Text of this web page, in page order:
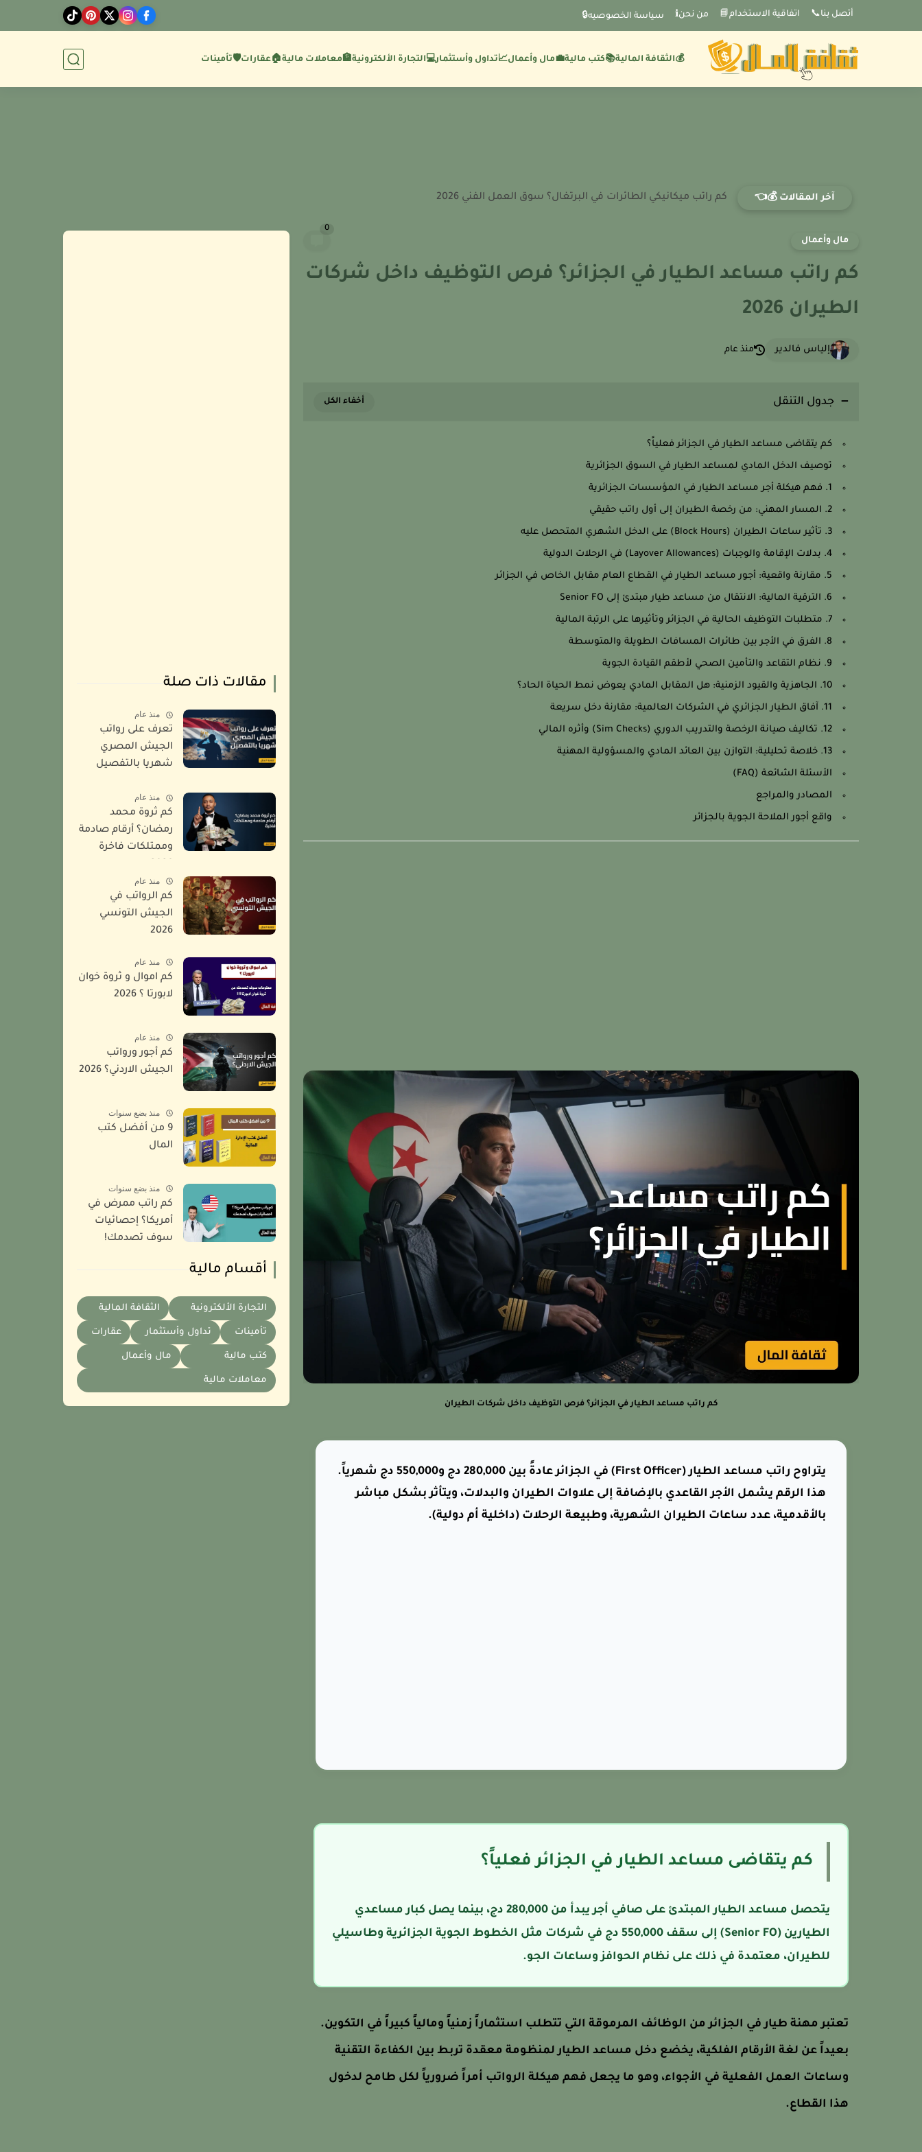
أتصل بنا📞 اتفاقية الاستخدام📘 من نحنℹ️ سياسة الخصوصيه🔒
💰الثقافة المالية📚كتب مالية💼مال وأعمال📈تداول وأستثمار💻التجارة الألكترونية🏦معاملات مالية🏠عقارات🛡️تأمينات
آخر المقالات 💰👈 كم راتب ميكانيكي الطائرات في البرتغال؟ سوق العمل الفني 2026
مال وأعمال
0
كم راتب مساعد الطيار في الجزائر؟ فرص التوظيف داخل شركات
الطيران 2026
إلياس فالدير منذ عام
جدول التنقل
كم يتقاضى مساعد الطيار في الجزائر فعلياً؟
توصيف الدخل المادي لمساعد الطيار في السوق الجزائرية
1. فهم هيكلة أجر مساعد الطيار في المؤسسات الجزائرية
2. المسار المهني: من رخصة الطيران إلى أول راتب حقيقي
3. تأثير ساعات الطيران (Block Hours) على الدخل الشهري المتحصل عليه
4. بدلات الإقامة والوجبات (Layover Allowances) في الرحلات الدولية
5. مقارنة واقعية: أجور مساعد الطيار في القطاع العام مقابل الخاص في الجزائر
6. الترقية المالية: الانتقال من مساعد طيار مبتدئ إلى Senior FO
7. متطلبات التوظيف الحالية في الجزائر وتأثيرها على الرتبة المالية
8. الفرق في الأجر بين طائرات المسافات الطويلة والمتوسطة
9. نظام التقاعد والتأمين الصحي لأطقم القيادة الجوية
10. الجاهزية والقيود الزمنية: هل المقابل المادي يعوض نمط الحياة الحاد؟
11. آفاق الطيار الجزائري في الشركات العالمية: مقارنة دخل سريعة
12. تكاليف صيانة الرخصة والتدريب الدوري (Sim Checks) وأثره المالي
13. خلاصة تحليلية: التوازن بين العائد المادي والمسؤولية المهنية
الأسئلة الشائعة (FAQ)
المصادر والمراجع
واقع أجور الملاحة الجوية بالجزائر
كم راتب مساعد الطيار في الجزائر؟ فرص التوظيف داخل شركات الطيران
يتراوح راتب مساعد الطيار (First Officer) في الجزائر عادةً بين 280,000 دج و550,000 دج شهرياً.
هذا الرقم يشمل الأجر القاعدي بالإضافة إلى علاوات الطيران والبدلات، ويتأثر بشكل مباشر
بالأقدمية، عدد ساعات الطيران الشهرية، وطبيعة الرحلات (داخلية أم دولية).
كم يتقاضى مساعد الطيار في الجزائر فعلياً؟
يتحصل مساعد الطيار المبتدئ على صافي أجر يبدأ من 280,000 دج، بينما يصل كبار مساعدي
الطيارين (Senior FO) إلى سقف 550,000 دج في شركات مثل الخطوط الجوية الجزائرية وطاسيلي
للطيران، معتمدة في ذلك على نظام الحوافز وساعات الجو.
تعتبر مهنة طيار في الجزائر من الوظائف المرموقة التي تتطلب استثماراً زمنياً ومالياً كبيراً في التكوين.
بعيداً عن لغة الأرقام الفلكية، يخضع دخل مساعد الطيار لمنظومة معقدة تربط بين الكفاءة التقنية
وساعات العمل الفعلية في الأجواء، وهو ما يجعل فهم هيكلة الرواتب أمراً ضرورياً لكل طامح لدخول
هذا القطاع.
مقالات ذات صلة
منذ عام
تعرف على رواتب
الجيش المصري
شهريا بالتفصيل
منذ عام
كم ثروة محمد
رمضان؟ أرقام صادمة
وممتلكات فاخرة
منذ عام
كم الرواتب في
الجيش التونسي
2026
منذ عام
كم اموال و ثروة خوان
لابورتا ؟ 2026
منذ عام
كم أجور ورواتب
الجيش الاردني؟ 2026
منذ بضع سنوات
9 من أفضل كتب
المال
منذ بضع سنوات
كم راتب ممرض في
أمريكا؟ إحصائيات
سوف تصدمك!
أقسام مالية
التجارة الألكترونية الثقافة المالية
تأمينات تداول وأستثمار عقارات
كتب مالية مال وأعمال
معاملات مالية